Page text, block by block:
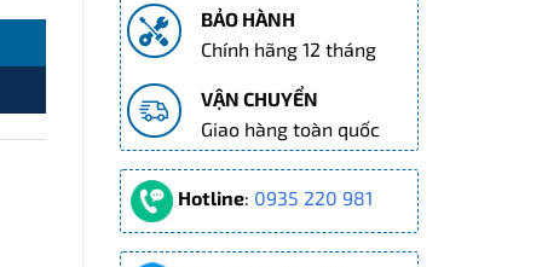
BẢO HÀNH
Chính hãng 12 tháng
VẬN CHUYỂN
Giao hàng toàn quốc
Hotline: 0935 220 981